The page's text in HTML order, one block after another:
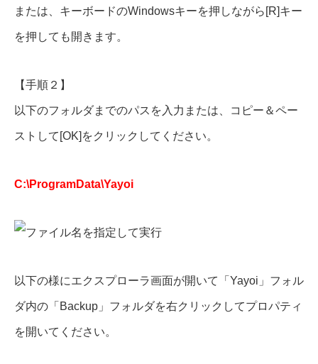
または、キーボードのWindowsキーを押しながら[R]キー
を押しても開きます。
【手順２】
以下のフォルダまでのパスを入力または、コピー＆ペー
ストして[OK]をクリックしてください。
C:\ProgramData\Yayoi
以下の様にエクスプローラ画面が開いて「Yayoi」フォル
ダ内の「Backup」フォルダを右クリックしてプロパティ
を開いてください。